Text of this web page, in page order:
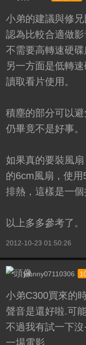
小弟的建議與修
認為比較合適做
不需要高轉速硬
另一方面是低轉
讀取看片使用。
積塵的部分可以
仍畢竟不是好事。
如果真的要裝風
的6cm風扇，使
排熱，這樣是一個
以上多多參考了。
2012-10-23 01:50:26
johnny07110306
小弟C300買來的
聲音是還好啦.可
不過我有試一下
一場電影